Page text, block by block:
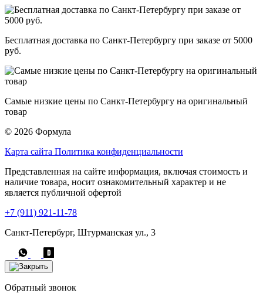
Бесплатная доставка по Санкт-Петербургу при заказе от 5000
руб.
Самые низкие цены по Санкт-Петербургу на оригинальный
товар
© 2026 Формула
Карта сайта Политика конфиденциальности
Представленная на сайте информация, включая стоимость и
наличие товара, носит ознакомительный характер и не
является публичной офертой
+7 (911) 921-11-78
Санкт-Петербург, Штурманская ул., 3
Обратный звонок